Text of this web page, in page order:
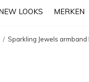
LOOKS MERKEN
Sparkling Jewels